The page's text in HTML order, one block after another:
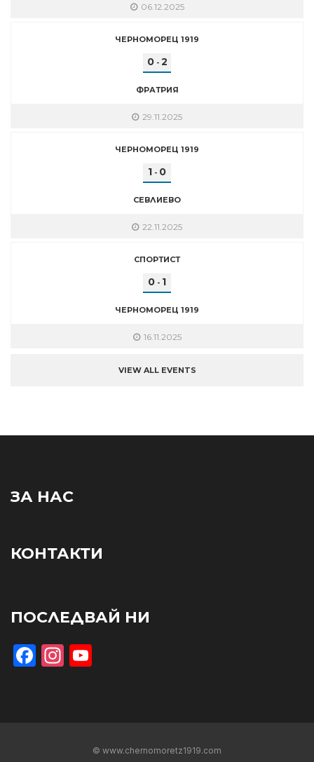
06.12.2025
ЧЕРНОМОРЕЦ 1919
0- 2
ФРАТРИЯ
29.11.2025
ЧЕРНОМОРЕЦ 1919
1 - 0
СЕВЛИЕВО
22.11.2025
СПОРТИСТ
0 - 1
ЧЕРНОМОРЕЦ 1919
16.11.2025
VIEW ALL EVENTS
ЗА НАС
КОНТАКТИ
ПОСЛЕДВАЙ НИ
Facebook
Instagram
© www.chernomoretz1919.com